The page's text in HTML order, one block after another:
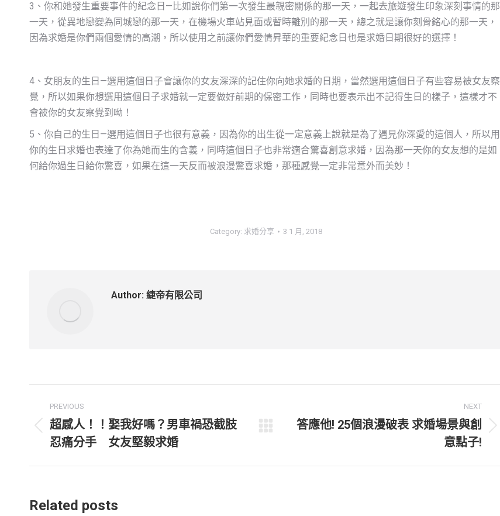
3、你和她發生重要事件的紀念日—比如說你們第一次發生最親密關係的那一天，一起去旅遊發生印象深刻事情的那
一天，從異地戀變為同城戀的那一天，在機場火車站見面或暫時離別的那一天，總之就是讓你刻骨銘心的那一天，
因為求婚是你們兩個愛情的高潮，所以使用之前讓你們愛情昇華的重要紀念日也是求婚日期很好的選擇！
4、女朋友的生日—選用這個日子會讓你的女友深深的記住你向她求婚的日期，當然選用這個日子有些容易被女友察
覺，所以如果你想選用這個日子求婚就一定要做好前期的保密工作，同時也要表示出不記得生日的樣子，這樣才不
會被你的女友察覺到呦！
5、你自己的生日—選用這個日子也很有意義，因為你的出生從一定意義上說就是為了遇見你深愛的這個人，所以用
你的生日求婚也表達了你為她而生的含義，同時這個日子也非常適合驚喜創意求婚，因為那一天你的女友想的是如
何給你過生日給你驚喜，如果在這一天反而被浪漫驚喜求婚，那種感覺一定非常意外而美妙！
Category: 求婚分享 3 1 月, 2018
Author: 緁帝有限公司
navigation
PREVIOUS
Previous
post:
超感人！！娶我好嗎？男車禍恐截肢
忍痛分手 女友堅毅求婚
NEXT
Next
答應他! 25個浪漫破表 求婚場景與創
意點子!
Related posts